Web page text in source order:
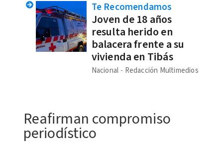
Te Recomendamos
Joven de 18 años
resulta herido en
balacera frente a su
vivienda en Tibás
Nacional Redacción Multimedios
Reafirman compromiso
periodístico